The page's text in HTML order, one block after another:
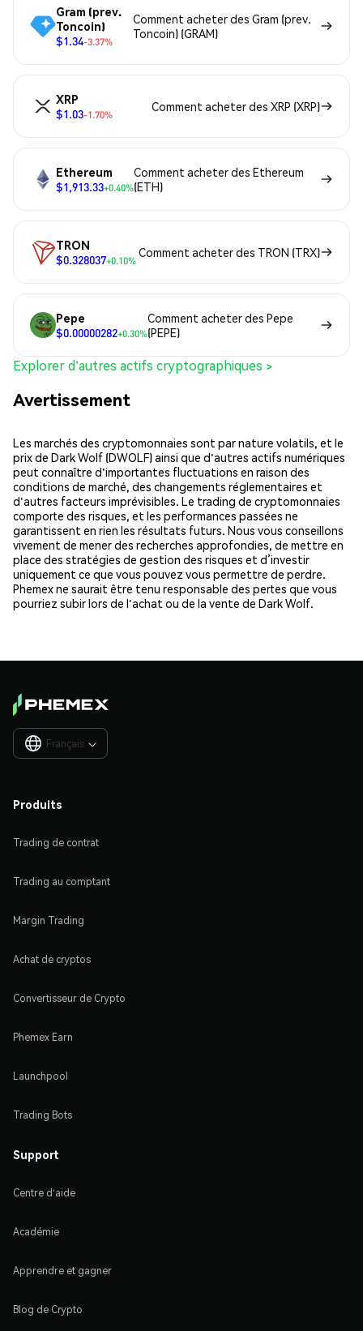
Gram (prev.
Toncoin)
$1.34-3.37%
Comment acheter des Gram (prev.
Toncoin) (GRAM)
XRP
$1.03-1.70%
Comment acheter des XRP (XRP)
Ethereum
$1,913.33+0.40%
Comment acheter des Ethereum
(ETH)
TRON
$0.328037+0.10%
Comment acheter des TRON (TRX)
Pepe
$0.00000282+0.30%
Comment acheter des Pepe
(PEPE)
Explorer d'autres actifs cryptographiques >
Avertissement
Les marchés des cryptomonnaies sont par nature volatils, et le
prix de Dark Wolf (DWOLF) ainsi que d'autres actifs numériques
peut connaître d'importantes fluctuations en raison des
conditions de marché, des changements réglementaires et
d'autres facteurs imprévisibles. Le trading de cryptomonnaies
comporte des risques, et les performances passées ne
garantissent en rien les résultats futurs. Nous vous conseillons
vivement de mener des recherches approfondies, de mettre en
place des stratégies de gestion des risques et d’investir
uniquement ce que vous pouvez vous permettre de perdre.
Phemex ne saurait être tenu responsable des pertes que vous
pourriez subir lors de l'achat ou de la vente de Dark Wolf.
Français 
Produits
Trading de contrat
Trading au comptant
Margin Trading
Achat de cryptos
Convertisseur de Crypto
Phemex Earn
Launchpool
Trading Bots
Support
Centre d'aide
Académie
Apprendre et gagner
Blog de Crypto